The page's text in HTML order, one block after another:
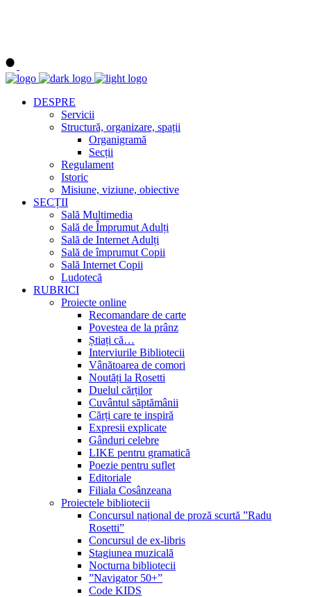
DESPRE
Servicii
Structură, organizare, spații
Organigramă
Secții
Regulament
Istoric
Misiune, viziune, obiective
SECȚII
Sală Multimedia
Sală de Împrumut Adulți
Sală de Internet Adulți
Sală de împrumut Copii
Sală Internet Copii
Ludotecă
RUBRICI
Proiecte online
Recomandare de carte
Povestea de la prânz
Știați că…
Interviurile Bibliotecii
Vânătoarea de comori
Noutăți la Rosetti
Duelul cărților
Cuvântul săptămânii
Cărți care te inspiră
Expresii explicate
Gânduri celebre
LIKE pentru gramatică
Poezie pentru suflet
Editoriale
Filiala Cosânzeana
Proiectele bibliotecii
Concursul național de proză scurtă ”Radu
Rosetti”
Concursul de ex-libris
Stagiunea muzicală
Nocturna bibliotecii
”Navigator 50+”
Code KIDS